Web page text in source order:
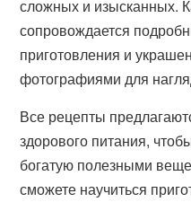
сложных и изысканных.
сопровождается
приготовления и
фотографиями для
Все рецепты
здорового питания,
богатую полезными
сможете научиться